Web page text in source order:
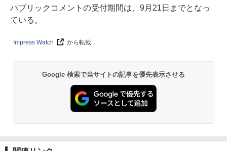
パブリックコメントの受付期間は、9月21日までとなっ
ている。
Impress Watch から転載
Google 検索で当サイトの記事を優先表示させる